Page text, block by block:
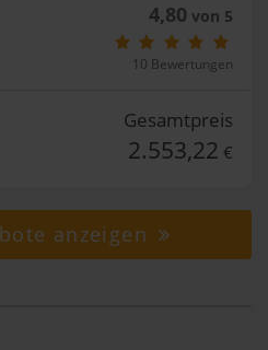
4,80 von 5
10 Bewertungen
Gesamtpreis
2.553,22 €
anzeigen